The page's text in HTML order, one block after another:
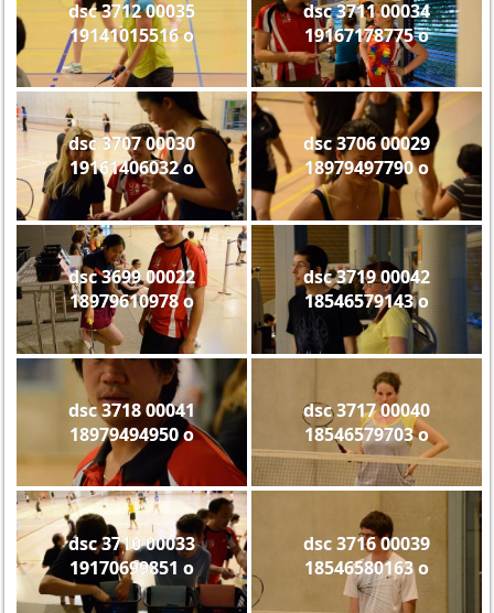
dsc 3712 00035
19141015516 o
dsc 3711 00034
19167178775 o
dsc 3707 00030
19161406032 o
dsc 3706 00029
18979497790 o
dsc 3699 00022
18979610978 o
dsc 3719 00042
18546579143 o
dsc 3718 00041
18979494950 o
dsc 3717 00040
18546579703 o
dsc 3710 00033
19170699851 o
dsc 3716 00039
18546580163 o